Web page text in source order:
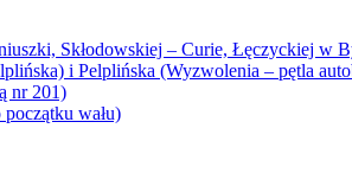
Skłodowskiej – Curie, Łęczyckiej w
i Pelplińska (Wyzwolenia – pętla
nr 201)
wału)